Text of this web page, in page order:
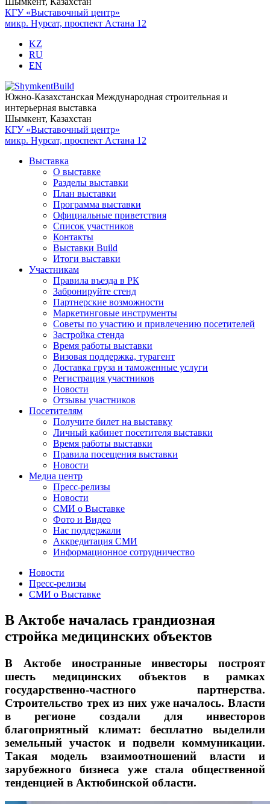
КГУ «Выставочный центр»
микр. Нурсат, проспект Астана 12
KZ
RU
EN
Южно-Казахстанская Международная строительная и
интерьерная выставка
Шымкент, Казахстан
КГУ «Выставочный центр»
микр. Нурсат, проспект Астана 12
Выставка
О выставке
Разделы выставки
План выставки
Программа выставки
Официальные приветствия
Cписок участников
Контакты
Выставки Build
Итоги выставки
Участникам
Правила въезда в РК
Забронируйте стенд
Партнерские возможности
Маркетинговые инструменты
Советы по участию и привлечению посетителей
Застройка стенда
Время работы выставки
Визовая поддержка, турагент
Доставка груза и таможенные услуги
Регистрация участников
Новости
Отзывы участников
Посетителям
Получите билет на выставку
Личный кабинет посетителя выставки
Время работы выставки
Правила посещения выставки
Новости
Медиа центр
Пресс-релизы
Новости
СМИ о Выставке
Фото и Видео
Нас поддержали
Аккредитация СМИ
Информационное сотрудничество
Новости
Пресс-релизы
СМИ о Выставке
В Актобе началась грандиозная
стройка медицинских объектов
В Актобе иностранные инвесторы построят
шесть медицинских объектов в рамках
государственно-частного партнерства.
Строительство трех из них уже началось. Власти
в регионе создали для инвесторов
благоприятный климат: бесплатно выделили
земельный участок и подвели коммуникации.
Такая модель взаимоотношений власти и
зарубежного бизнеса уже стала общественной
тенденцией в Актюбинской области.